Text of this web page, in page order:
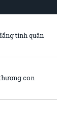
tình quân
con